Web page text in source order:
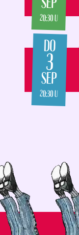
20:30 U
DO
3
SEP
20:30 U